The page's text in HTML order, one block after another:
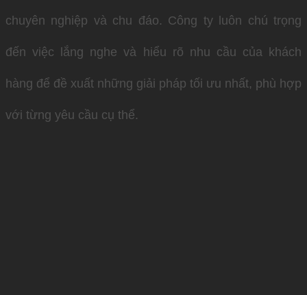
chuyên nghiệp và chu đáo. Công ty luôn chú trọng
đến việc lắng nghe và hiểu rõ nhu cầu của khách
hàng để đề xuất những giải pháp tối ưu nhất, phù hợp
với từng yêu cầu cụ thể.